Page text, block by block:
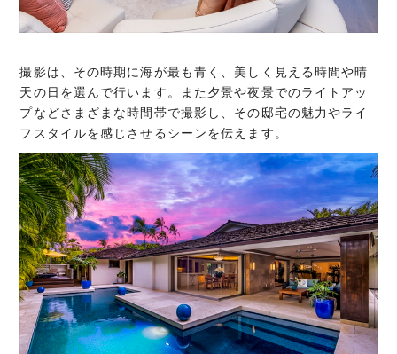
撮影は、その時期に海が最も青く、美しく見える時間や晴
天の日を選んで行います。また夕景や夜景でのライトアッ
プなどさまざまな時間帯で撮影し、その邸宅の魅力やライ
フスタイルを感じさせるシーンを伝えます。